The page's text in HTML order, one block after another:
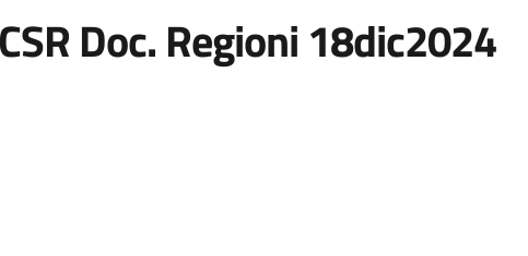
Doc. Regioni 18dic2024